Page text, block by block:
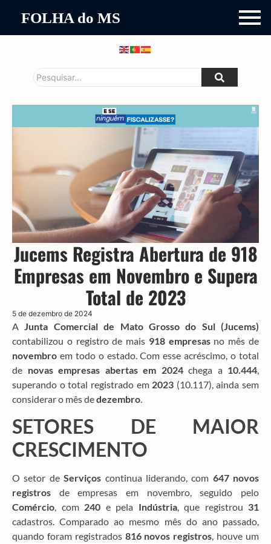
FOLHA do MS
Jucems Registra Abertura de 918
Empresas em Novembro e Supera
Total de 2023
5 de dezembro de 2024
AJunta Comercial de Mato Grosso do Sul (Jucems)
contabilizou o registro de mais 918 empresasno mês de
novembro em todo o estado. Com esse acréscimo, o total
de novas empresas abertas em 2024chega a 10.444,
superando o total registrado em 2023 (10.117), ainda sem
considerar o mês dedezembro.
SETORES DE MAIOR
CRESCIMENTO
O setor deServiços continua liderando, com 647 novos
registros de empresas em novembro, seguido pelo
Comércio, com 240 e pela Indústria, que registrou 31
cadastros. Comparado ao mesmo mês do ano passado,
quando foram registrados 816 novos registros, houve um